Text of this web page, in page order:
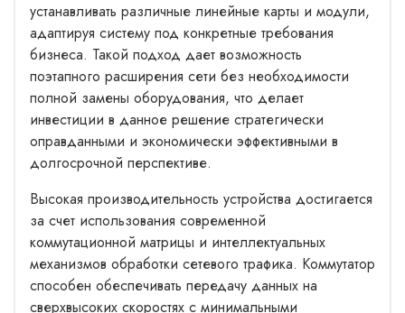
устанавливать различные линейные карты и модули,
адаптируя систему под конкретные требования
бизнеса. Такой подход дает возможность
поэтапного расширения сети без необходимости
полной замены оборудования, что делает
инвестиции в данное решение стратегически
оправданными и экономически эффективными в
долгосрочной перспективе.
Высокая производительность устройства достигается
за счет использования современной
коммутационной матрицы и интеллектуальных
механизмов обработки сетевого трафика. Коммутатор
способен обеспечивать передачу данных на
сверхвысоких скоростях с минимальными